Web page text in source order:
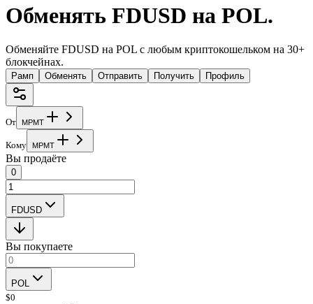
Обменять FDUSD на POL.
Обменяйте FDUSD на POL с любым криптокошельком на 30+
блокчейнах.
Рамп Обменять Отправить Получить Профиль
От MPMT
Кому MPMT
Вы продаёте
0
FDUSD
Вы покупаете
POL
$0